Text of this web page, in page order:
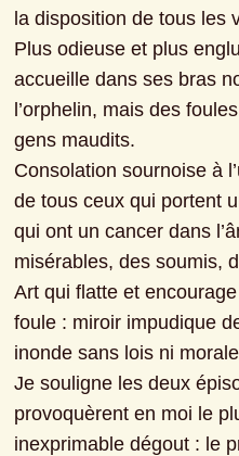
la disposition de tous les
Plus odieuse et plus
accueille dans ses bras
l’orphelin, mais des
gens maudits.
Consolation sournoise à
de tous ceux qui portent
qui ont un cancer dans
misérables, des soumis,
Art qui flatte et
foule : miroir impudique
inonde sans lois ni
Je souligne les deux
provoquèrent en moi le
inexprimable dégout : le